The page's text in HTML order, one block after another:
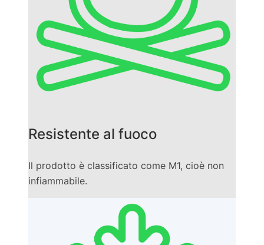
Resistente al fuoco
Il prodotto è classificato come M1, cioè non
infiammabile.